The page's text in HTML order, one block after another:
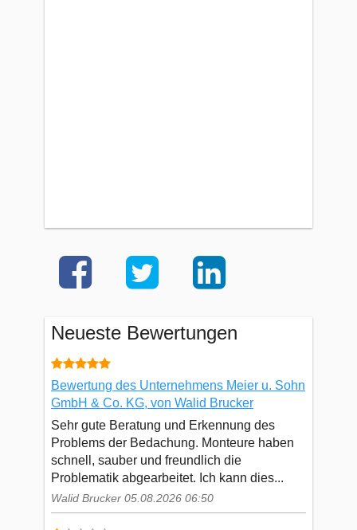
Neueste Bewertungen
Bewertung des Unternehmens Meier u. Sohn
GmbH & Co. KG, von Walid Brucker
Sehr gute Beratung und Erkennung des
Problems der Bedachung. Monteure haben
schnell, sauber und freundlich die
Problematik abgearbeitet. Ich kann dies...
Walid Brucker 05.08.2026 06:50